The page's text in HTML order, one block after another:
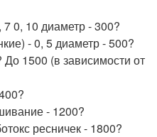
0, 10 диаметр - 300?
- 0, 5 диаметр - 500?
До 1500 (в зависимости от
- 1200?
ресничек - 1800?